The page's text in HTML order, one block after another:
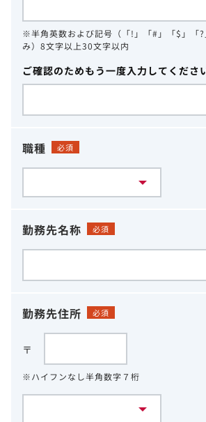
※半角英数および記号（「!」「#」「$」「?
み）8文字以上30文字以内
ご確認のためもう一度入力してくださ
職種 必須
勤務先名称 必須
勤務先住所 必須
〒
※ハイフンなし半角数字７桁